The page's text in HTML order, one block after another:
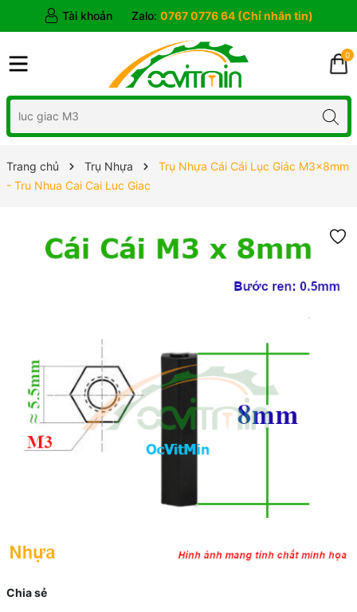
Tài khoản Zalo: 0767 0776 64 (Chỉ nhắn tin)
0
Trang chủ Trụ Nhựa
Trụ Nhựa Cái Cái Lục Giác M3x8mm
- Tru Nhua Cai Cai Luc Giac
Chia sẻ